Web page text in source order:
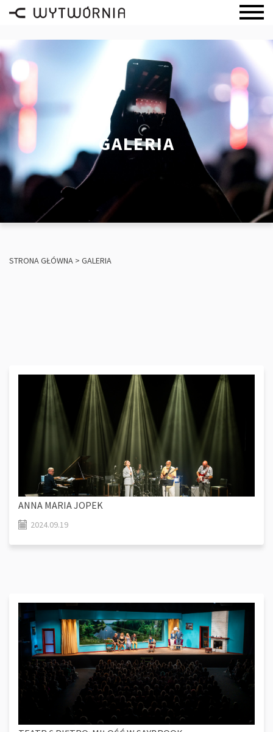
GALERIA
STRONA GŁÓWNA > GALERIA
ANNA MARIA JOPEK
2024.09.19